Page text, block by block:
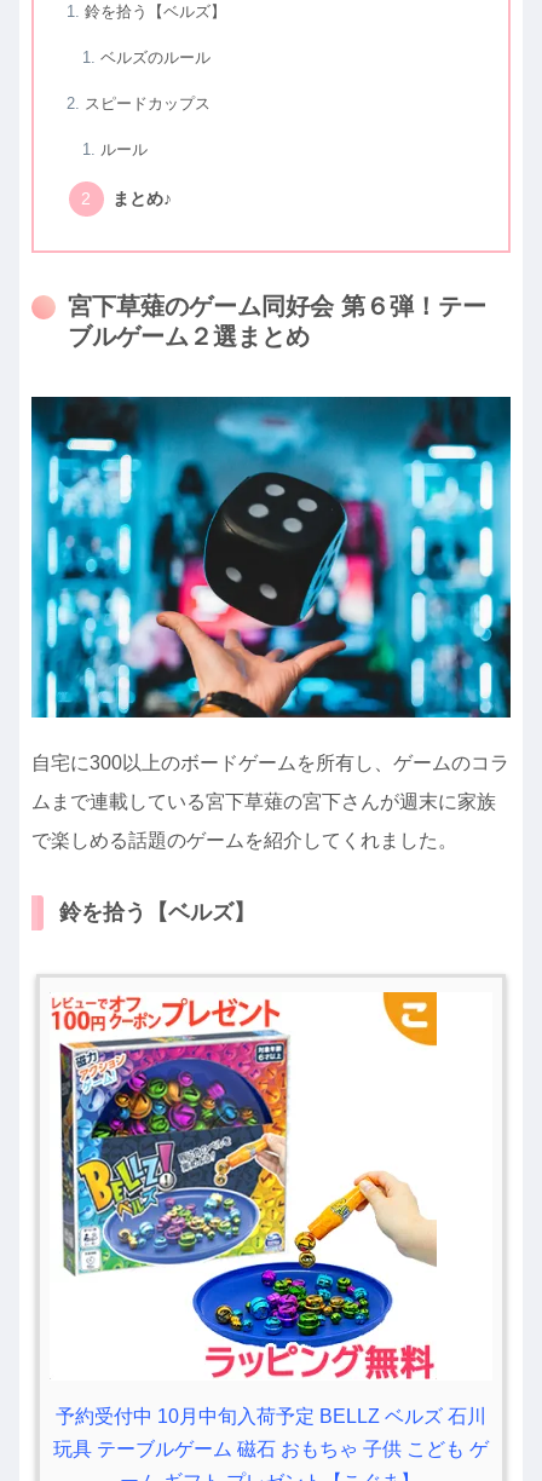
鈴を拾う【ベルズ】
ベルズのルール
スピードカップス
ルール
まとめ♪
宮下草薙のゲーム同好会 第６弾！テー
ブルゲーム２選まとめ
自宅に300以上のボードゲームを所有し、ゲームのコラ
ムまで連載している宮下草薙の宮下さんが週末に家族
で楽しめる話題のゲームを紹介してくれました。
鈴を拾う【ベルズ】
予約受付中 10月中旬入荷予定 BELLZ ベルズ 石川
玩具 テーブルゲーム 磁石 おもちゃ 子供 こども ゲ